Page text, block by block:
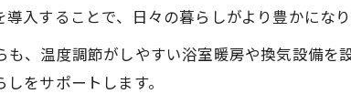
入することで、日々の暮らしがより豊かになり
、温度調節がしやすい浴室暖房や換気設備を
をサポートします。